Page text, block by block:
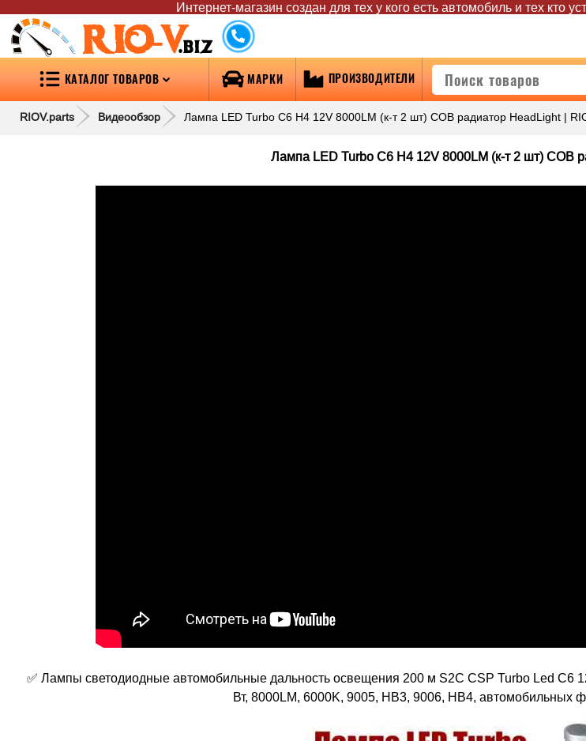
Интернет-магазин создан для тех у кого есть автомобиль и тех кто
RIO-V.biz
КАТАЛОГ ТОВАРОВ МАРКИ ПРОИЗВОДИТЕЛИ
RIOV.parts Видеообзор Лампа LED Turbo C6 Н4 12V 8000LM (к-т 2 шт) COB радиатор HeadLight |
Лампа LED Turbo C6 Н4 12V 8000LM (к-т 2 шт) COB
✅ Лампы светодиодные автомобильные дальность освещения 200 м S2C CSP Turbo Led C6
Вт, 8000LM, 6000K, 9005, HB3, 9006, HB4, автомобильных